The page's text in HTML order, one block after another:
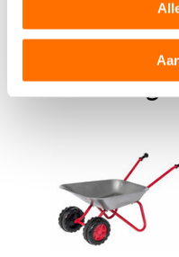
D'autres ont